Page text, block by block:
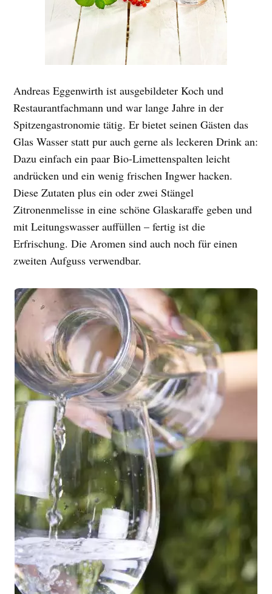
Andreas Eggenwirth ist ausgebildeter Koch und
Restaurantfachmann und war lange Jahre in der
Spitzengastronomie tätig. Er bietet seinen Gästen das
Glas Wasser statt pur auch gerne als leckeren Drink an:
Dazu einfach ein paar Bio-Limettenspalten leicht
andrücken und ein wenig frischen Ingwer hacken.
Diese Zutaten plus ein oder zwei Stängel
Zitronenmelisse in eine schöne Glaskaraffe geben und
mit Leitungswasser auffüllen – fertig ist die
Erfrischung. Die Aromen sind auch noch für einen
zweiten Aufguss verwendbar.